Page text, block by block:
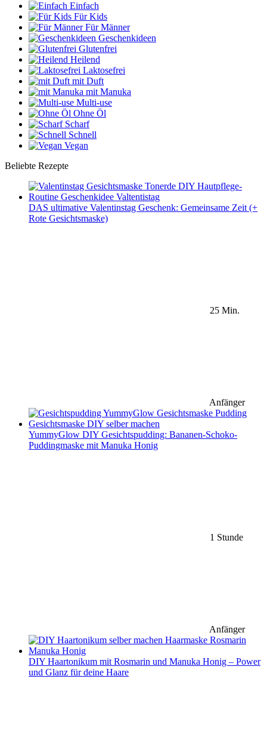
Einfach
Für Kids
Für Männer
Geschenkideen
Glutenfrei
Heilend
Laktosefrei
mit Duft
mit Manuka
Multi-use
Ohne Öl
Scharf
Schnell
Vegan
Beliebte Rezepte
DAS ultimative Valentinstag Geschenk: Gemeinsame Zeit (+
Rote Gesichtsmaske)
25 Min.
Anfänger
YummyGlow DIY Gesichtspudding: Bananen-Schoko-
Puddingmaske mit Manuka Honig
1 Stunde
Anfänger
DIY Haartonikum mit Rosmarin und Manuka Honig – Power
und Glanz für deine Haare